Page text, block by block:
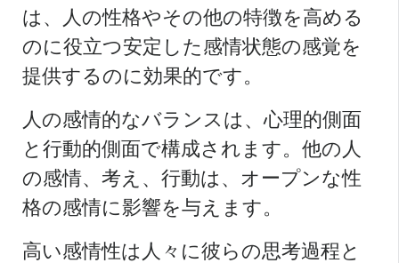
は、人の性格やその他の特徴を高める
のに役立つ安定した感情状態の感覚を
提供するのに効果的です。
人の感情的なバランスは、心理的側面
と行動的側面で構成されます。他の人
の感情、考え、行動は、オープンな性
格の感情に影響を与えます。
高い感情性は人々に彼らの思考過程と